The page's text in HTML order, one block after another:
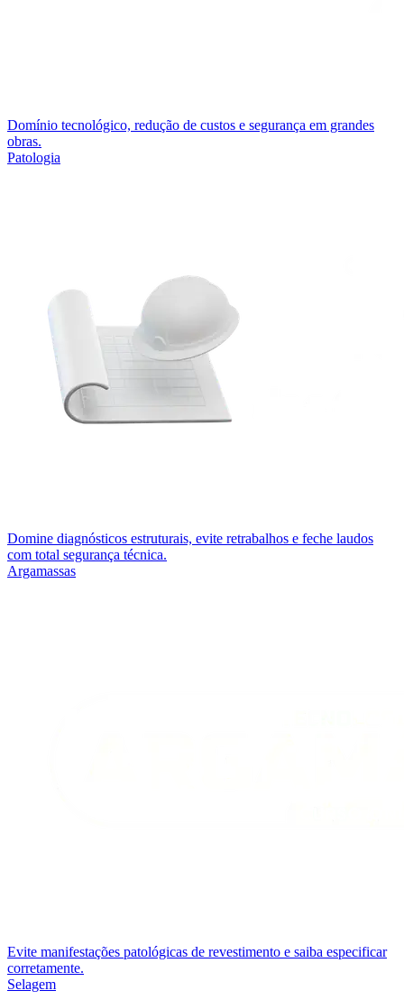
Domínio tecnológico, redução de custos e segurança em grandes
obras.
Patologia
Domine diagnósticos estruturais, evite retrabalhos e feche laudos
com total segurança técnica.
Argamassas
Evite manifestações patológicas de revestimento e saiba especificar
corretamente.
Selagem